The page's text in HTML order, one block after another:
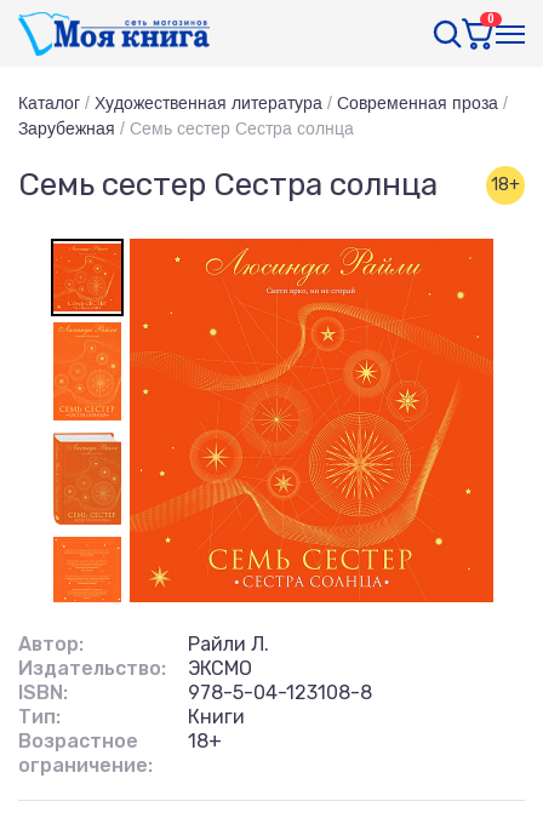
0
Каталог / Художественная литература / Современная проза /
Зарубежная / Семь сестер Сестра солнца
Семь сестер Сестра солнца 18+
Автор:
Райли Л.
Издательство:
ЭКСМО
ISBN:
978-5-04-123108-8
Тип:
Книги
Возрастное
ограничение:
18+